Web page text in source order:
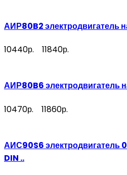
АИР80B2 электродвигатель
10440р. 11840р.
АИР80B6 электродвигатель
10470р. 11860р.
АИС90S6 электродвигатель
DIN ..